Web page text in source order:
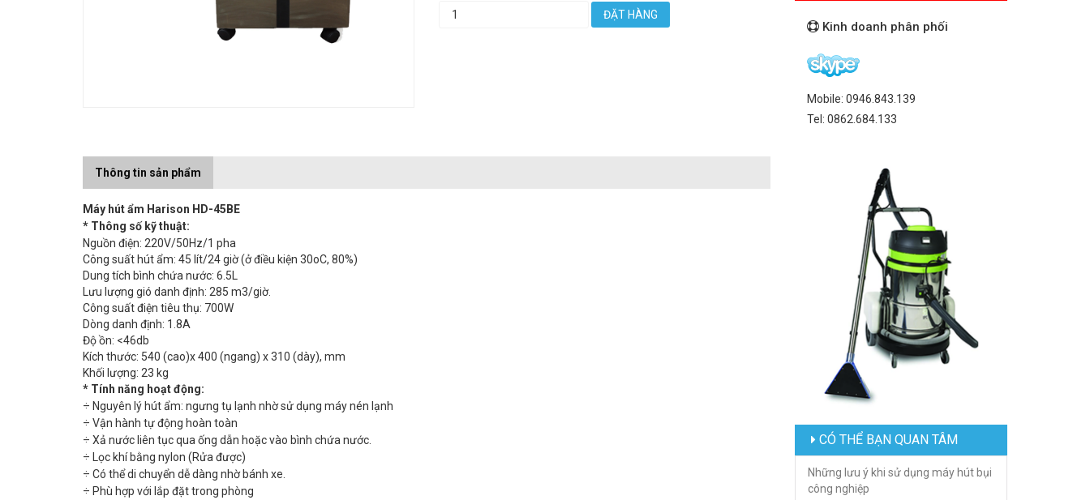
ĐẶT HÀNG
Thông tin sản phẩm
Máy hút ẩm Harison HD-45BE
* Thông số kỹ thuật:
Nguồn điện: 220V/50Hz/1 pha
Công suất hút ẩm: 45 lít/24 giờ (ở điều kiện 30oC, 80%)
Dung tích bình chứa nước: 6.5L
Lưu lượng gió danh định: 285 m3/giờ.
Công suất điện tiêu thụ: 700W
Dòng danh định: 1.8A
Độ ồn: <46db
Kích thước: 540 (cao)x 400 (ngang) x 310 (dày), mm
Khối lượng: 23 kg
* Tính năng hoạt động:
÷ Nguyên lý hút ẩm: ngưng tụ lạnh nhờ sử dụng máy nén lạnh
÷ Vận hành tự động hoàn toàn
÷ Xả nước liên tục qua ống dẫn hoặc vào bình chứa nước.
÷ Lọc khí bằng nylon (Rửa được)
÷ Có thể di chuyển dễ dàng nhờ bánh xe.
÷ Phù hợp với lắp đặt trong phòng
Kinh doanh phân phối
Mobile: 0946.843.139
Tel: 0862.684.133
CÓ THỂ BẠN QUAN TÂM
Những lưu ý khi sử dụng máy hút bụi
công nghiệp